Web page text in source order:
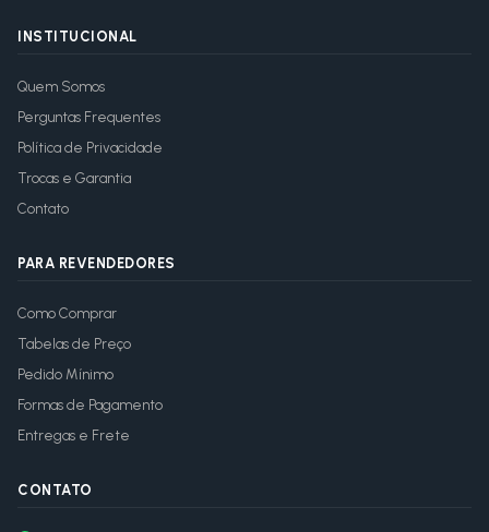
INSTITUCIONAL
Quem Somos
Perguntas Frequentes
Política de Privacidade
Trocas e Garantia
Contato
PARA REVENDEDORES
Como Comprar
Tabelas de Preço
Pedido Mínimo
Formas de Pagamento
Entregas e Frete
CONTATO